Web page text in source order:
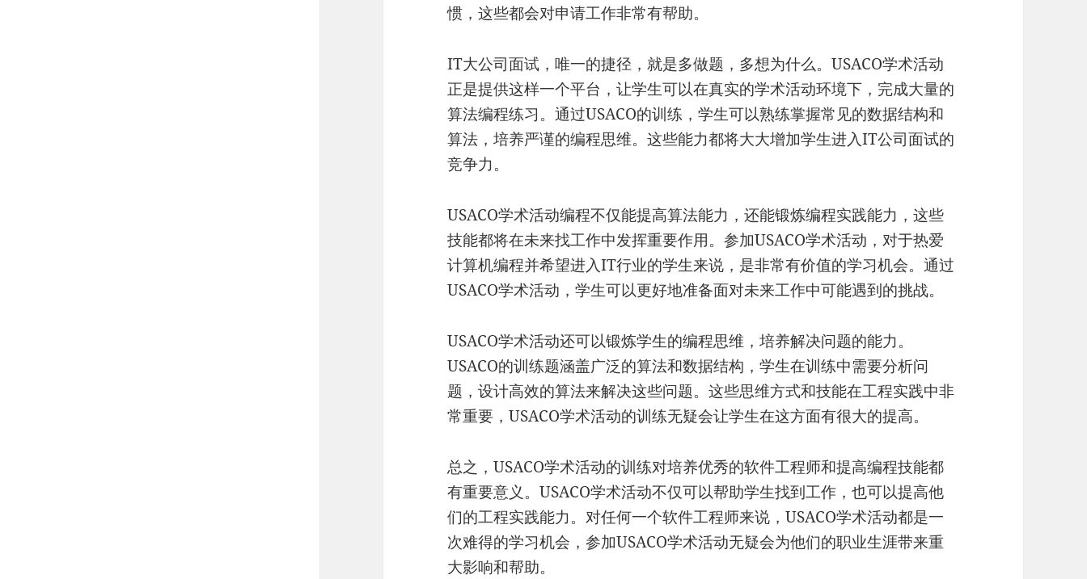
惯，这些都会对申请工作非常有帮助。
IT大公司面试，唯一的捷径，就是多做题，多想为什么。USACO学术活动
正是提供这样一个平台，让学生可以在真实的学术活动环境下，完成大量的
算法编程练习。通过USACO的训练，学生可以熟练掌握常见的数据结构和
算法，培养严谨的编程思维。这些能力都将大大增加学生进入IT公司面试的
竞争力。
USACO学术活动编程不仅能提高算法能力，还能锻炼编程实践能力，这些
技能都将在未来找工作中发挥重要作用。参加USACO学术活动，对于热爱
计算机编程并希望进入IT行业的学生来说，是非常有价值的学习机会。通过
USACO学术活动，学生可以更好地准备面对未来工作中可能遇到的挑战。
USACO学术活动还可以锻炼学生的编程思维，培养解决问题的能力。
USACO的训练题涵盖广泛的算法和数据结构，学生在训练中需要分析问
题，设计高效的算法来解决这些问题。这些思维方式和技能在工程实践中非
常重要，USACO学术活动的训练无疑会让学生在这方面有很大的提高。
总之，USACO学术活动的训练对培养优秀的软件工程师和提高编程技能都
有重要意义。USACO学术活动不仅可以帮助学生找到工作，也可以提高他
们的工程实践能力。对任何一个软件工程师来说，USACO学术活动都是一
次难得的学习机会，参加USACO学术活动无疑会为他们的职业生涯带来重
大影响和帮助。